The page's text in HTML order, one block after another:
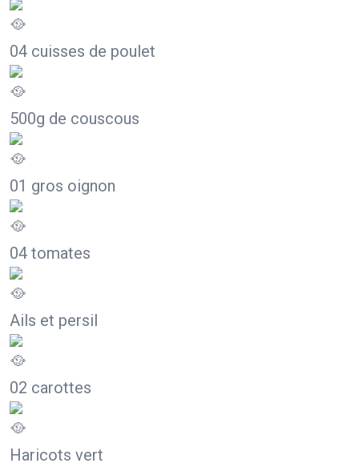
04 cuisses de poulet
500g de couscous
01 gros oignon
04 tomates
Ails et persil
02 carottes
Haricots vert